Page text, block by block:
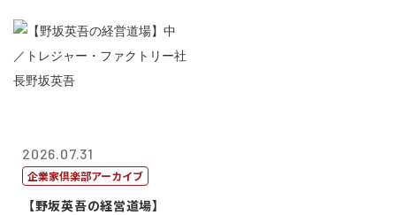
2026.07.31
企業家倶楽部アーカイブ
【野坂英吾の経営道場】